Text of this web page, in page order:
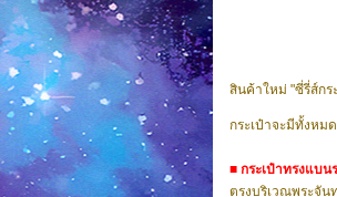
สินค้าใหม่ "ซี่รี่ส์กร
กระเป๋าจะมีทั้งหม
■ กระเป๋าทรงแบน
ตรงบริเวณพระจัน